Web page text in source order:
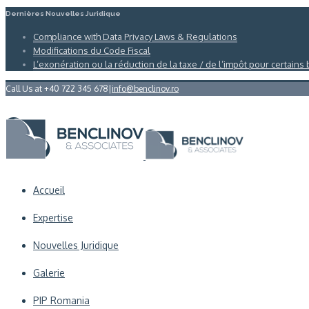
Dernières Nouvelles Juridique
Compliance with Data Privacy Laws & Regulations
Modifications du Code Fiscal
L’exonération ou la réduction de la taxe / de l’impôt pour certains
Call Us at +40 722 345 678 info@benclinov.ro
Accueil
Expertise
Nouvelles Juridique
Galerie
PIP Romania